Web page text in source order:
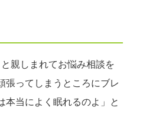
親しまれてお悩み相談を
張ってしまうところにブレ
本当によく眠れるのよ」と